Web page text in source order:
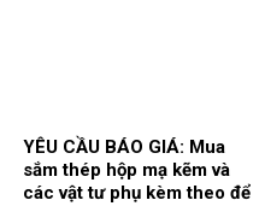
YÊU CẦU BÁO GIÁ: Mua
sắm thép hộp mạ kẽm và
các vật tư phụ kèm theo để